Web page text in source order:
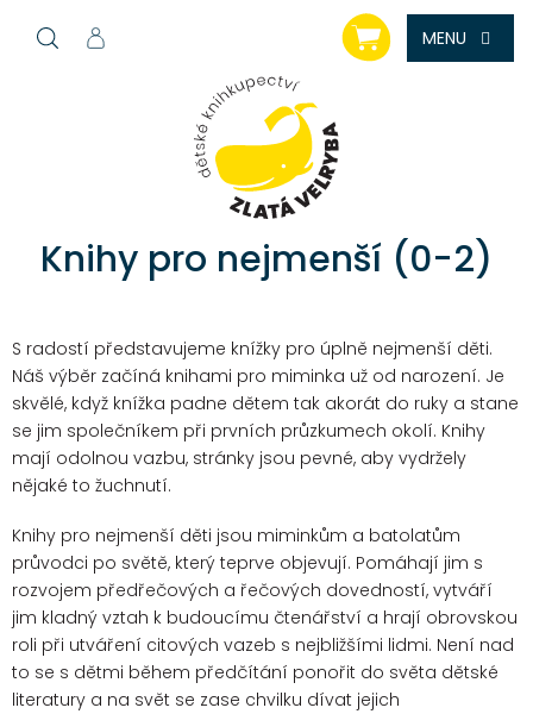
NÁKUPNÍ
KOŠÍK
Knihy pro nejmenší (0-2)
S radostí představujeme knížky pro úplně nejmenší děti.
Náš výběr začíná knihami pro miminka už od narození. Je
skvělé, když knížka padne dětem tak akorát do ruky a stane
se jim společníkem při prvních průzkumech okolí. Knihy
mají odolnou vazbu, stránky jsou pevné, aby vydržely
nějaké to žuchnutí.
Knihy pro nejmenší děti jsou miminkům a batolatům
průvodci po světě, který teprve objevují. Pomáhají jim s
rozvojem předřečových a řečových dovedností, vytváří
jim kladný vztah k budoucímu čtenářství a hrají obrovskou
roli při utváření citových vazeb s nejbližšími lidmi. Není nad
to se s dětmi během předčítání ponořit do světa dětské
literatury a na svět se zase chvilku dívat jejich